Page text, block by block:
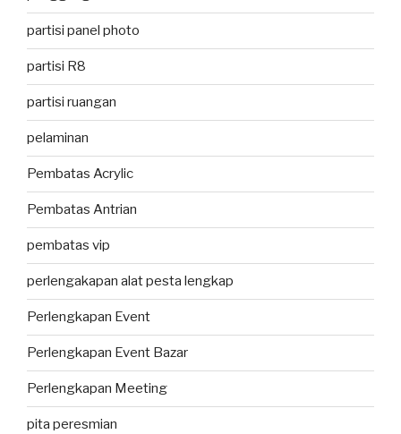
partisi panel photo
partisi R8
partisi ruangan
pelaminan
Pembatas Acrylic
Pembatas Antrian
pembatas vip
perlengakapan alat pesta lengkap
Perlengkapan Event
Perlengkapan Event Bazar
Perlengkapan Meeting
pita peresmian